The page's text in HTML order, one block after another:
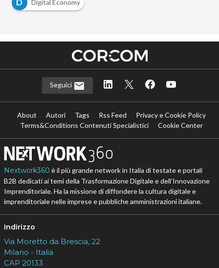
D Digital Economy
Seguici
About Autori Tags Rss Feed
Privacy e Cookie Policy
Terms&Conditions Contenuti Specialistici
Cookie Center
Nextwork360 è il più grande network in Italia di testate e portali
B2B dedicati ai temi della Trasformazione Digitale e dell’Innovazione
Imprenditoriale. Ha la missione di diffondere la cultura digitale e
imprenditoriale nelle imprese e pubbliche amministrazioni italiane.
Indirizzo
Via Moretto da Brescia, 22
Milano - Italia
CAP 20133